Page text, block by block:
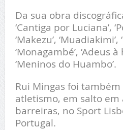
Da sua obra
‘Cantiga por Luciana’,
‘Makezu’, ‘Muadiakimi’,
‘Monagambé’, ‘Adeus
‘Meninos do Huambo’.
Rui Mingas foi
atletismo, em salto em
barreiras, no Sport
Portugal.